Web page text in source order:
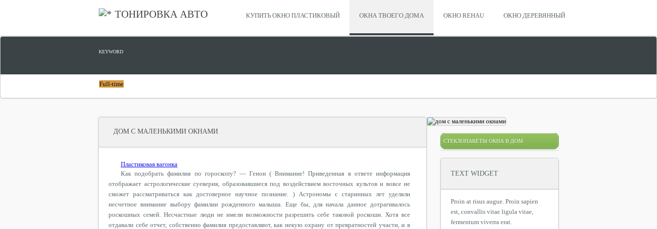
ТОНИРОВКА АВТО КУПИТЬ ОКНО ПЛАСТИКОВЫЙ ОКНА ТВОЕГО ДОМА ОКНО REHAU ОКНО ДЕРЕВЯННЫЙ
KEYWORD
Full-time
ДОМ С МАЛЕНЬКИМИ ОКНАМИ
Пластиковая вагонка
Как подобрать фамилия по гороскопу? — Генон ( Внимание! Приведенная в ответе информация
отображает астрологические суеверия, образовавшиеся под воздействием восточных культов и вовсе не
сможет рассматриваться как достоверное научное познание. ) Астрономы с старинных лет уделяли
несчетное внимание выбору фамилии рожденного малыша. Еще бы, для начала данное дотрагивалось
роскошных семей. Несчастные люди не имели возможности разрешить себе таковой роскоши. Хотя все
отдавали себе отчет, собственно фамилия предоставляют, как некую охрану от превратностей участи, и в
СТЕКЛОПАКЕТЫ ОКНА В ДОМ
TEXT WIDGET
Proin at risus augue. Proin sapien
est, convallis vitae ligula vitae,
fermentum viverra erat.